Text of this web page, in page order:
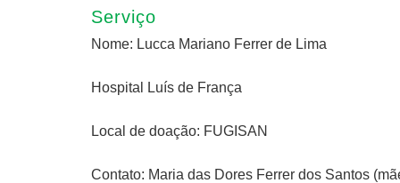
Serviço
Nome: Lucca Mariano Ferrer de Lima
Hospital Luís de França
Local de doação: FUGISAN
Contato: Maria das Dores Ferrer dos Santos